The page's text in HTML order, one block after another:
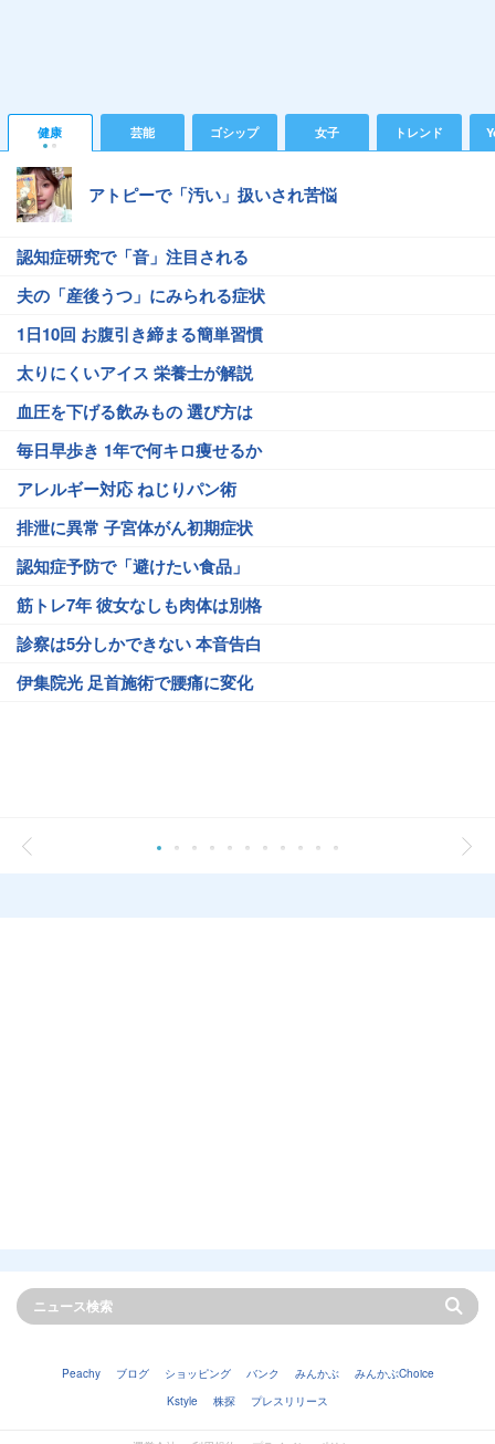
健康 芸能 ゴシップ 女子 トレンド
アトピーで「汚い」扱いされ苦悩
認知症研究で「音」注目される
夫の「産後うつ」にみられる症状
1日10回 お腹引き締まる簡単習慣
太りにくいアイス 栄養士が解説
血圧を下げる飲みもの 選び方は
毎日早歩き 1年で何キロ痩せるか
アレルギー対応 ねじりパン術
排泄に異常 子宮体がん初期症状
認知症予防で「避けたい食品」
筋トレ7年 彼女なしも肉体は別格
診察は5分しかできない 本音告白
伊集院光 足首施術で腰痛に変化
Peachy ブログ ショッピング バンク みんかぶ
みんかぶChoice
Kstyle
株探 プレスリリース